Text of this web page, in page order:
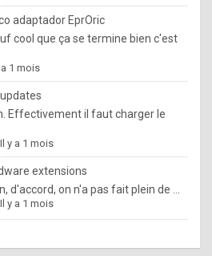
a
n
t
o
n
o
w
h
o
adaptador EprOric
cool que ça se termine bien c'est
a 1 mois
updates
Effectivement il faut charger le
Il y a 1 mois
extensions
d'accord, on n'a pas fait plein de ...
Il y a 1 mois